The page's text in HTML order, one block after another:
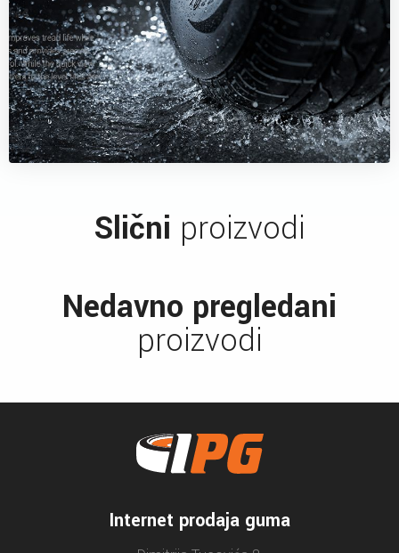
Slični proizvodi
Nedavno pregledani
proizvodi
Internet prodaja guma